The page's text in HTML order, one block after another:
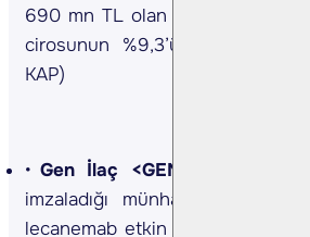
690 mn TL olan sözleşmeler
cirosunun %9,3’üne denk
KAP)
Gen İlaç <GENIL TI>
imzaladığı münhasır
lecanemab etkin maddesini